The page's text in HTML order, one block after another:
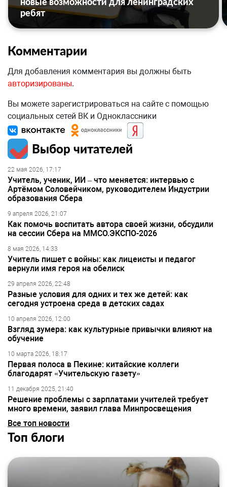
ребят
Комментарии
Для добавления комментария вы должны быть
авторизированы.
Вы можете зарегистрироваться на сайте с помощью
социальных сетей ВК и Одноклассники
Выбор читателей
22 мая 2026, 17:17
Учитель, ученик, ИИ – что меняется: интервью с
Артёмом Соловейчиком, руководителем Индустрии
образования Сбера
9 апреля 2026, 21:07
Как помочь воспитать автора своей жизни, обсудили
на сессии Сбера на ММСО.ЭКСПО-2026
8 мая 2026, 14:33
Учитель пишет с войны: как лицеисты и педагог
вернули имя героя на обелиск
29 апреля 2026, 22:48
Разные условия для одних и тех же детей: как
сегодня устроена среда в детских садах
10 апреля 2026, 12:00
Взгляд зумера: как культурные привычки влияют на
обучение
10 марта 2026, 18:17
Первая полоса в Пекине: китайские коллеги
благодарят «Учительскую газету»
11 декабря 2025, 21:40
Решение проблемы с зарплатами учителей требует
много времени, заявил глава Минпросвещения
Все топ новости
Топ блоги